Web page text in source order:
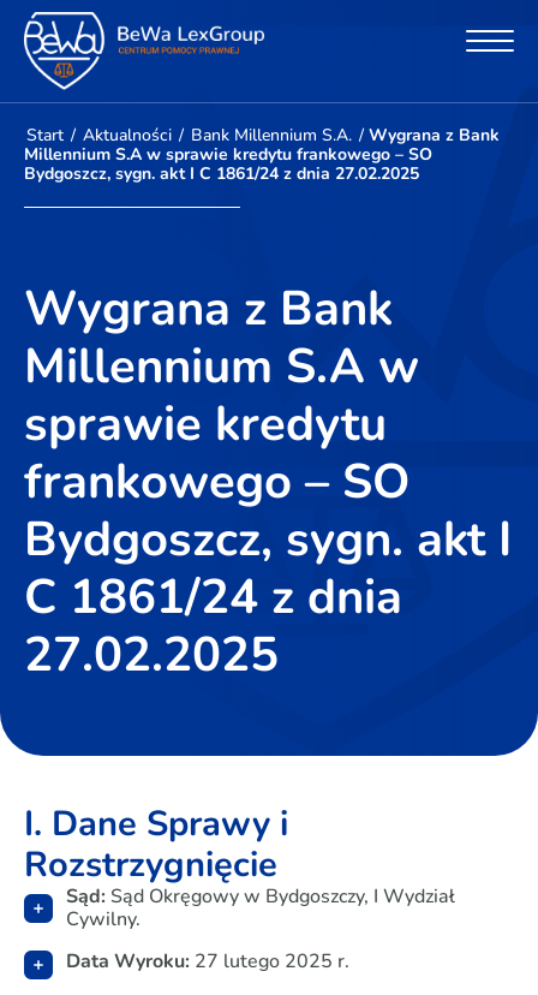
Start / Aktualności / Bank Millennium S.A. / Wygrana z Bank
Millennium S.A w sprawie kredytu frankowego – SO
Bydgoszcz, sygn. akt I C 1861/24 z dnia 27.02.2025
Wygrana z Bank
Millennium S.A w
sprawie kredytu
frankowego – SO
Bydgoszcz, sygn. akt I
C 1861/24 z dnia
27.02.2025
I. Dane Sprawy i
Rozstrzygnięcie
Sąd: Sąd Okręgowy w Bydgoszczy, I Wydział
Cywilny.
Data Wyroku: 27 lutego 2025 r.